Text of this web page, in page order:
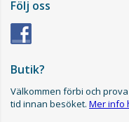
Följ oss
Butik?
Välkommen förbi och
tid innan besöket. Mer info